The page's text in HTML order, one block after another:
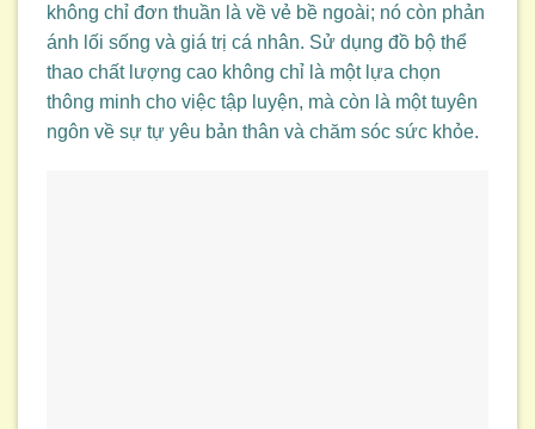
không chỉ đơn thuần là về vẻ bề ngoài; nó còn phản
ánh lối sống và giá trị cá nhân. Sử dụng đồ bộ thể
thao chất lượng cao không chỉ là một lựa chọn
thông minh cho việc tập luyện, mà còn là một tuyên
ngôn về sự tự yêu bản thân và chăm sóc sức khỏe.